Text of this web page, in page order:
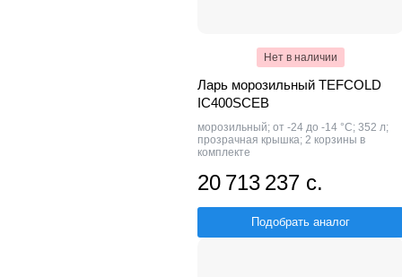
Нет в наличии
Ларь морозильный TEFCOLD
IC400SCEB
морозильный; от -24 до -14 °С; 352 л;
прозрачная крышка; 2 корзины в
комплекте
20 713 237 с.
Подобрать аналог